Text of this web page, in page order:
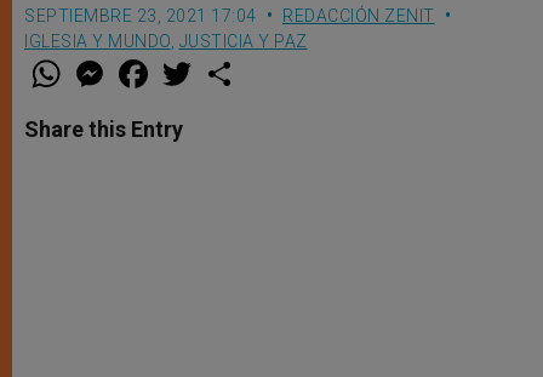
SEPTIEMBRE 23, 2021 17:04
REDACCIÓN ZENIT
IGLESIA Y MUNDO JUSTICIA Y PAZ
W
t
s
M
e
s
e
F
a
e
b
w
Share this Entry